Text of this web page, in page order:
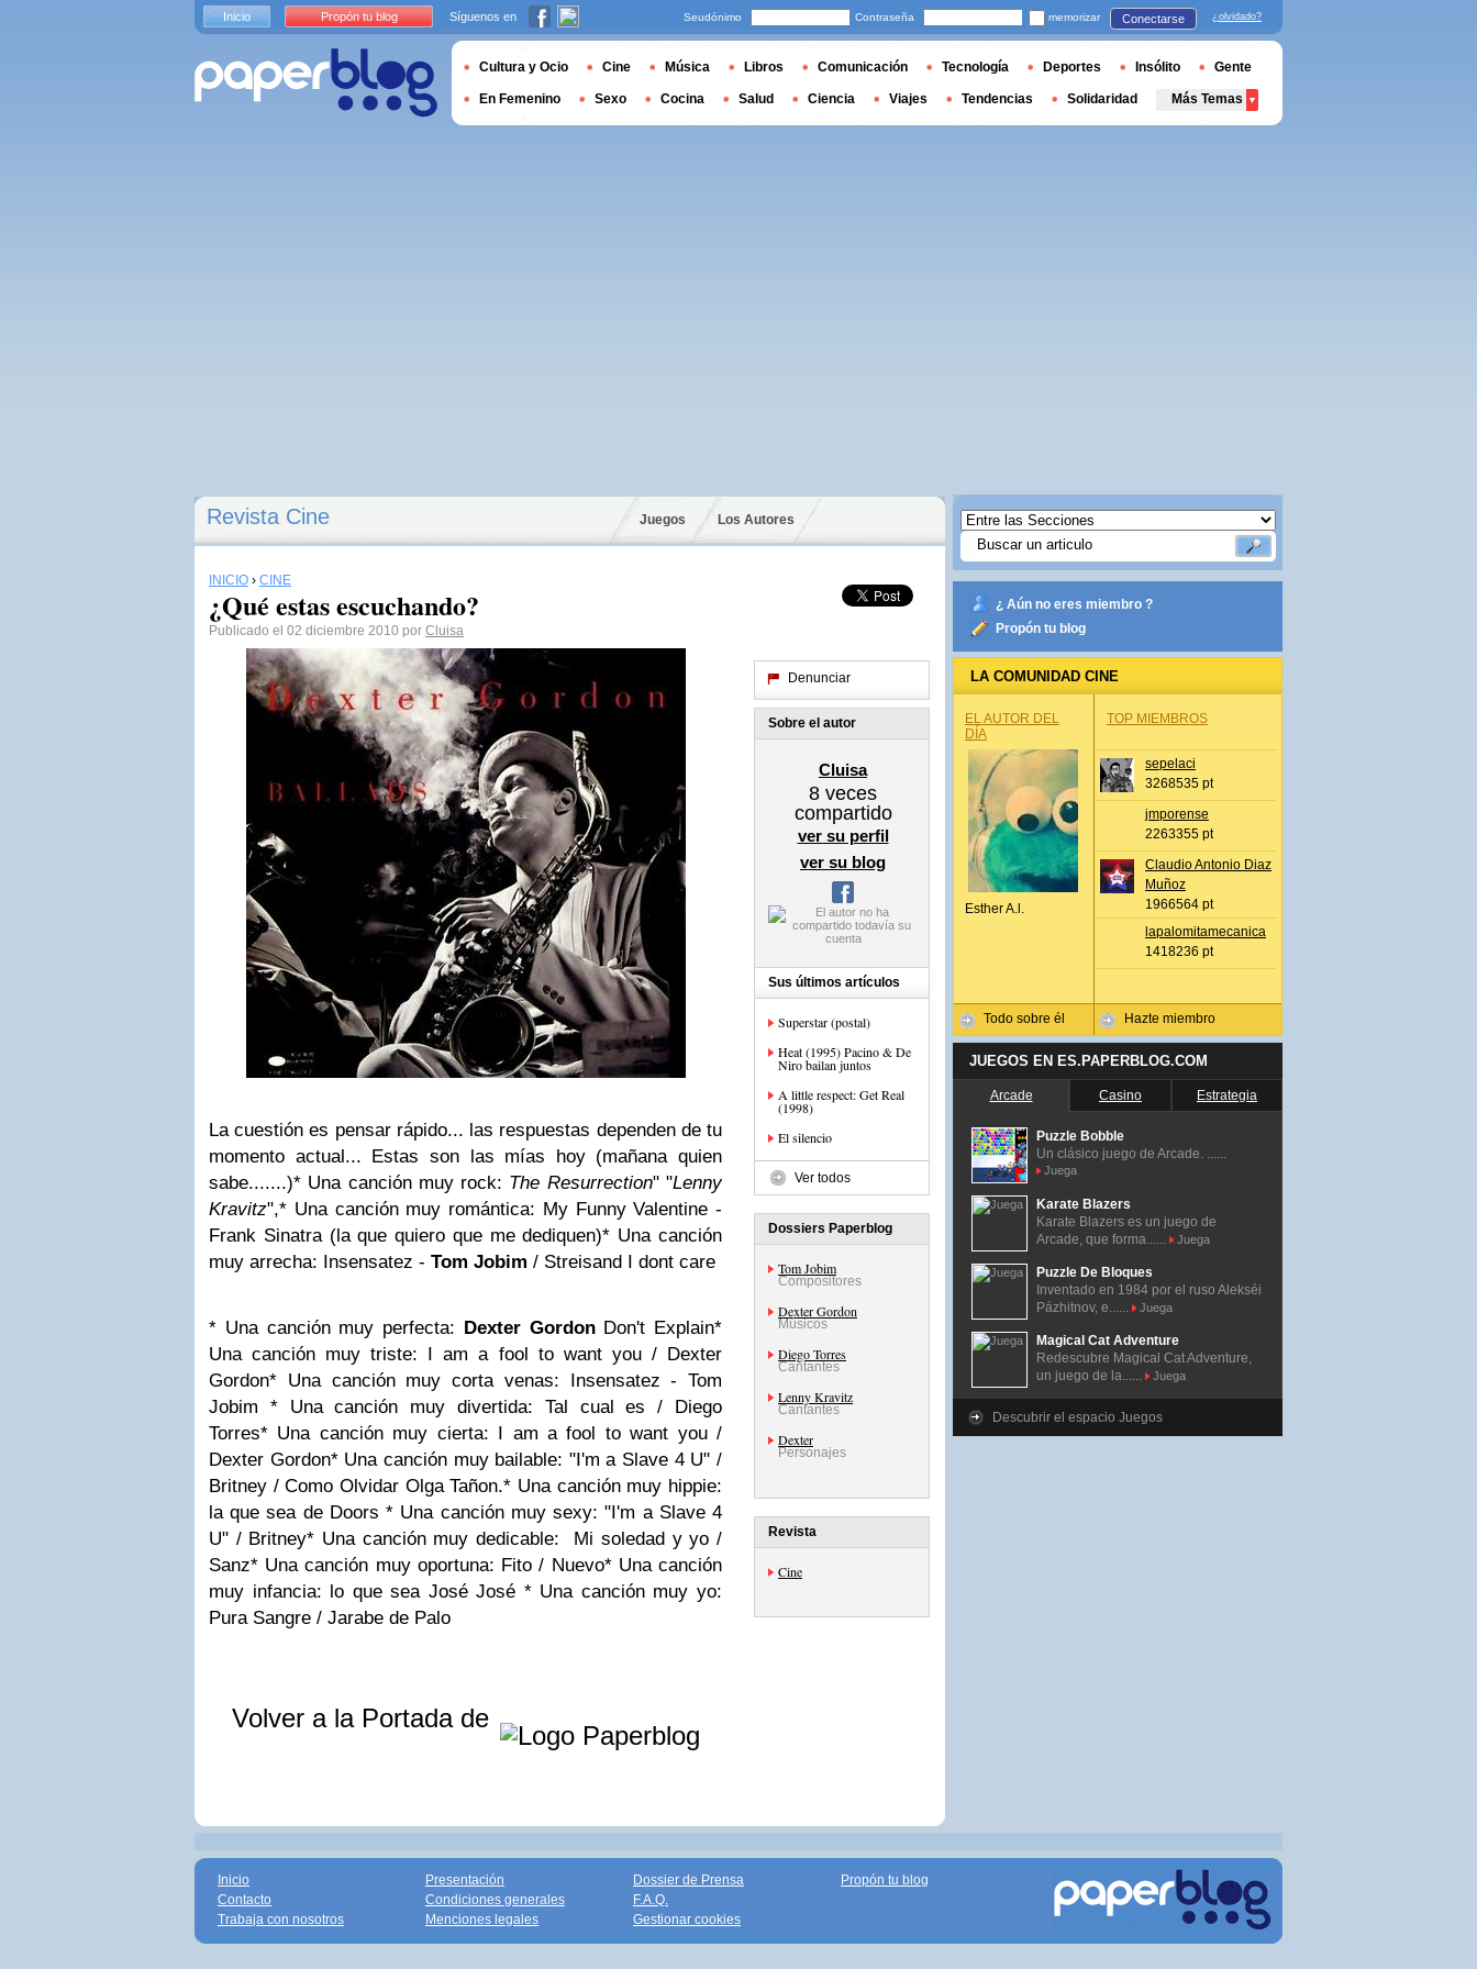
Revista Cine Juegos Los Autores
INICIO › CINE
¿Qué estas escuchando?
Publicado el 02 diciembre 2010 por Cluisa
La cuestión es pensar rápido... las respuestas dependen de tu
momento actual... Estas son las mías hoy (mañana quien
sabe.......)* Una canción muy rock: The Resurrection" "Lenny
Kravitz",* Una canción muy romántica: My Funny Valentine -
Frank Sinatra (la que quiero que me dediquen)* Una canción
muy arrecha: Insensatez - Tom Jobim / Streisand I dont care
* Una canción muy perfecta: DexterGordonDon't Explain*
Una canción muy triste: I am a fool to want you / Dexter
Gordon* Una canción muy corta venas: Insensatez - Tom
Jobim * Una canción muy divertida: Tal cual es / Diego
Torres* Una canción muy cierta: I am a fool to want you /
Dexter Gordon* Una canción muy bailable: "I'm a Slave 4 U" /
Britney / Como Olvidar Olga Tañon.* Una canción muy hippie:
la que sea de Doors* Una canción muy sexy: "I'm a Slave 4
U" / Britney* Una canción muy dedicable: Mi soledad y yo /
Sanz* Una canción muy oportuna: Fito / Nuevo* Una canción
muy infancia: lo que sea José José * Una canción muy yo:
Pura Sangre / Jarabe de Palo
Volver a la Portada de
Denunciar
Sobre el autor
Cluisa
8 veces
compartido
ver su perfil
ver su blog
Sus últimos artículos
Superstar (postal)
Heat (1995) Pacino & De
Niro bailan juntos
A little respect: Get Real
(1998)
El silencio
Ver todos
Dossiers Paperblog
Tom Jobim
Compositores
Dexter Gordon
Músicos
Diego Torres
Cantantes
Lenny Kravitz
Cantantes
Dexter
Personajes
Revista
Cine
¿ Aún no eres miembro ?
Propón tu blog
LA COMUNIDAD CINE
EL AUTOR DEL
DÍA
Esther A.l.
Todo sobre él
TOP MIEMBROS
sepelaci
3268535 pt
jmporense
2263355 pt
Claudio Antonio Diaz
Muñoz
1966564 pt
lapalomitamecanica
1418236 pt
Hazte miembro
JUEGOS EN ES.PAPERBLOG.COM
Arcade Casino Estrategia
Puzzle Bobble
Un clásico juego de Arcade. ......
Juega
Karate Blazers
Karate Blazers es un juego de
Arcade, que forma......
Juega
Puzzle De Bloques
Inventado en 1984 por el ruso Alekséi
Pázhitnov, e......
Juega
Magical Cat Adventure
Redescubre Magical Cat Adventure,
un juego de la......
Juega
Descubrir el espacio Juegos
Inicio Propón tu blog Síguenos en Seudónimo Contraseña memorizar Conectarse ¿olvidado?
Cultura y Ocio Cine Música Libros Comunicación Tecnología Deportes Insólito Gente
En Femenino Sexo Cocina Salud Ciencia Viajes Tendencias Solidaridad Más Temas
Inicio
Contacto
Trabaja con nosotros
Presentación
Condiciones generales
Menciones legales
Dossier de Prensa
F.A.Q.
Gestionar cookies
Propón tu blog